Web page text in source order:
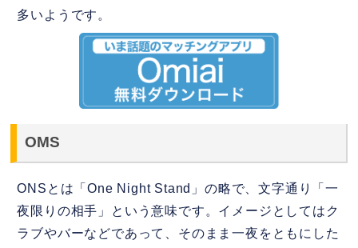
多いようです。
OMS
ONSとは「One Night Stand」の略で、文字通り「一
夜限りの相手」という意味です。イメージとしてはク
ラブやバーなどであって、そのまま一夜をともにした